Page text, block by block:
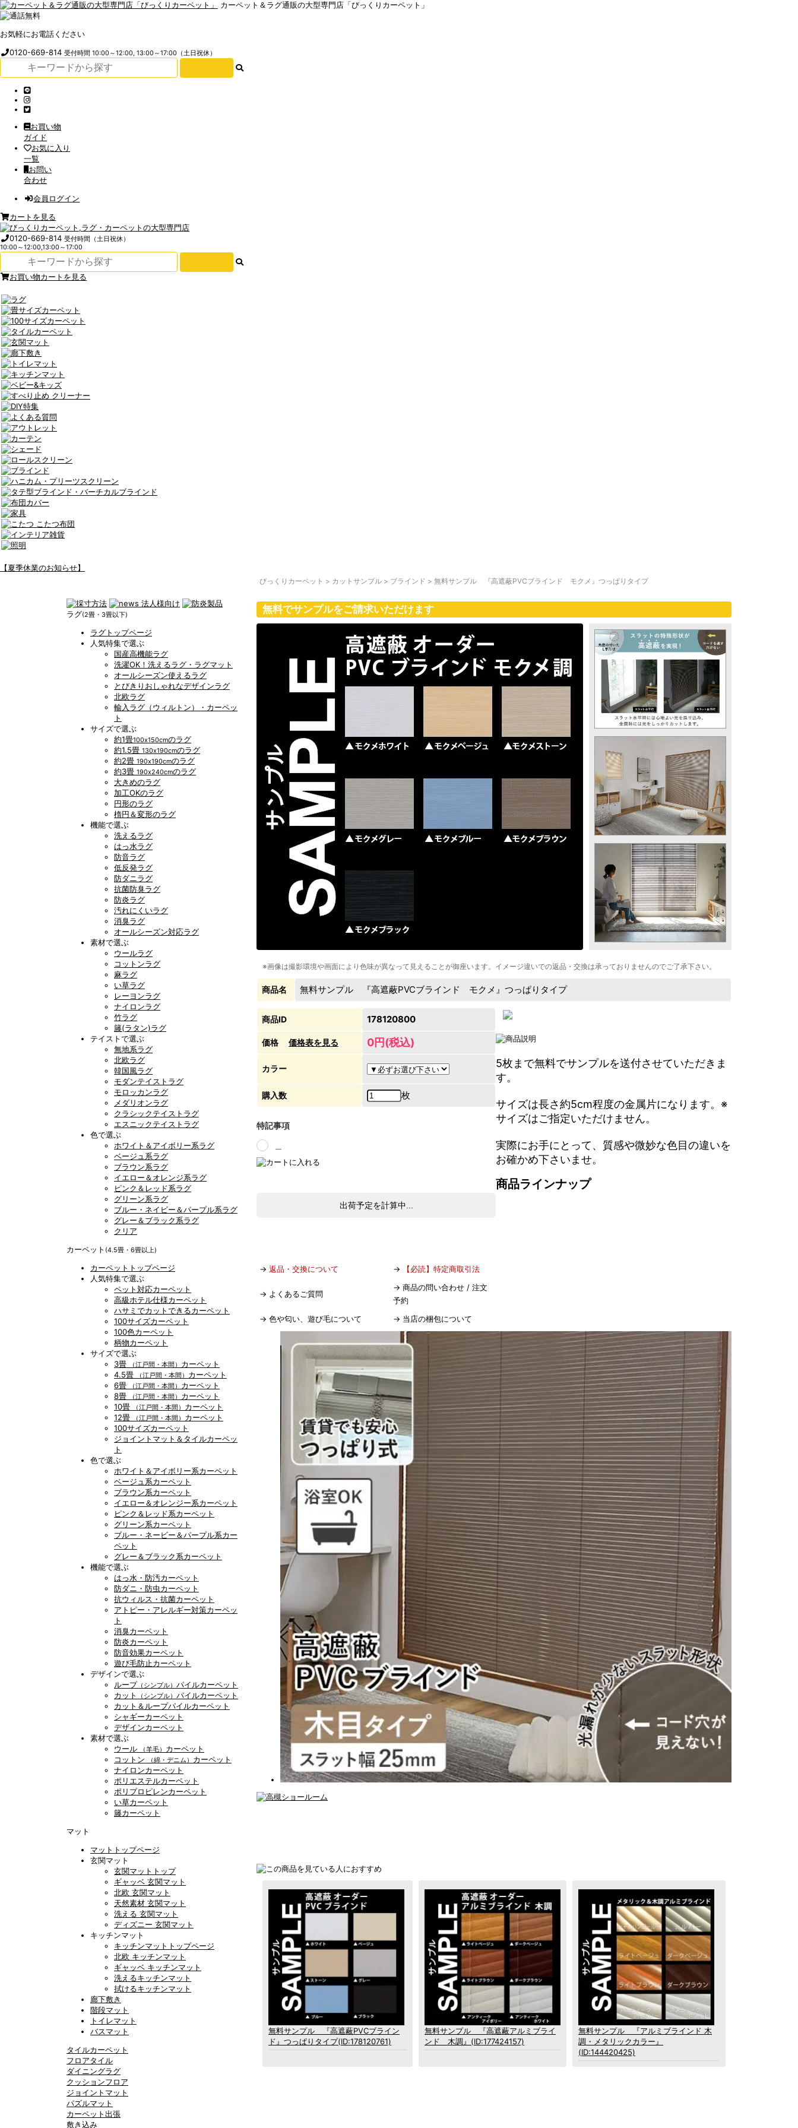
カーペット＆ラグ通販の大型専門店「びっくりカーペット」
お気軽にお電話ください
0120-669-814受付時間 10:00～12:00, 13:00～17:00（土日祝休）
お買い物
ガイド
お気に入り
一覧
お問い
合わせ
会員ログイン
カートを見る
0120-669-814受付時間（土日祝休）
10:00～12:00,13:00～17:00
お買い物カートを見る
【夏季休業のお知らせ】
ラグ(2畳・3畳以下)
ラグトップページ
人気特集で選ぶ
国産高機能ラグ
洗濯OK！洗えるラグ・ラグマット
オールシーズン使えるラグ
とびきりおしゃれなデザインラグ
北欧ラグ
輸入ラグ（ウィルトン）・カーペッ
ト
サイズで選ぶ
約1畳100x150cmのラグ
約1.5畳 130x190cmのラグ
約2畳 190x190cmのラグ
約3畳 190x240cmのラグ
大きめのラグ
加工OKのラグ
円形のラグ
楕円＆変形のラグ
機能で選ぶ
洗えるラグ
はっ水ラグ
防音ラグ
低反発ラグ
防ダニラグ
抗菌防臭ラグ
防炎ラグ
汚れにくいラグ
消臭ラグ
オールシーズン対応ラグ
素材で選ぶ
ウールラグ
コットンラグ
麻ラグ
い草ラグ
レーヨンラグ
ナイロンラグ
竹ラグ
籐(ラタン)ラグ
テイストで選ぶ
無地系ラグ
北欧ラグ
韓国風ラグ
モダンテイストラグ
モロッカンラグ
メダリオンラグ
クラシックテイストラグ
エスニックテイストラグ
色で選ぶ
ホワイト＆アイボリー系ラグ
ベージュ系ラグ
ブラウン系ラグ
イエロー＆オレンジ系ラグ
ピンク＆レッド系ラグ
グリーン系ラグ
ブルー・ネイビー＆パープル系ラグ
グレー＆ブラック系ラグ
クリア
カーペット (4.5畳・6畳以上)
カーペットトップページ
人気特集で選ぶ
ペット対応カーペット
高級ホテル仕様カーペット
ハサミでカットできるカーペット
100サイズカーペット
100色カーペット
柄物カーペット
サイズで選ぶ
3畳
（江戸間・本間） カーペット
4.5畳
（江戸間・本間） カーペット
6畳
（江戸間・本間） カーペット
8畳
（江戸間・本間） カーペット
10畳
（江戸間・本間） カーペット
12畳
（江戸間・本間） カーペット
100サイズカーペット
ジョイントマット＆タイルカーペッ
ト
色で選ぶ
ホワイト＆アイボリー系カーペット
ベージュ系カーペット
ブラウン系カーペット
イエロー＆オレンジー系カーペット
ピンク＆レッド系カーペット
グリーン系カーペット
ブルー・ネービー＆パープル系カー
ペット
グレー＆ブラック系カーペット
機能で選ぶ
はっ水・防汚カーペット
防ダニ・防虫カーペット
抗ウィルス・抗菌カーペット
アトピー・アレルギー対策カーペッ
ト
消臭カーペット
防炎カーペット
防音効果カーペット
遊び毛防止カーペット
デザインで選ぶ
ループ （シンプル） パイルカーペット
カット
（シンプル） パイルカーペット
カット＆ループパイルカーペット
シャギーカーペット
デザインカーペット
素材で選ぶ
ウール
（羊毛） カーペット
コットン
（綿・デニム） カーペット
ナイロンカーペット
ポリエステルカーペット
ポリプロピレンカーペット
い草カーペット
籐カーペット
マット
マットトップページ
玄関マット
玄関マットトップ
ギャッベ 玄関マット
北欧 玄関マット
天然素材 玄関マット
洗える 玄関マット
ディズニー 玄関マット
キッチンマット
キッチンマットトップページ
北欧 キッチンマット
ギャッベ キッチンマット
洗えるキッチンマット
拭けるキッチンマット
廊下敷き
階段マット
トイレマット
バスマット
タイルカーペット
フロアタイル
ダイニングラグ
クッションフロア
ジョイントマット
パズルマット
カーペット出張
敷き込み
びっくりカーペット > カットサンプル > ブラインド > 無料サンプル 『高遮蔽PVCブラインド モクメ』つっぱりタイプ
無料でサンプルをご請求いただけます
※画像は撮影環境や画面により色味が異なって見えることが御座います。イメージ違いでの返品・交換は承っておりませんのでご了承下さい。
商品名 無料サンプル 『高遮蔽PVCブラインド モクメ』つっぱりタイプ
商品ID 178120800
価格 価格表を見る 0円(税込)
カラー
購入数 枚
特記事項
出荷予定を計算中...
→ 返品・交換について → 【必読】特定商取引法
→ よくあるご質問
→ 商品の問い合わせ / 注文
予約
→ 色や匂い、遊び毛について → 当店の梱包について
5枚まで無料でサンプルを送付させていただきま
す。
サイズは長さ約5cm程度の金属片になります。※
サイズはご指定いただけません。
実際にお手にとって、質感や微妙な色目の違いを
お確かめ下さいませ。
商品ラインナップ
無料サンプル 『高遮蔽PVCブライン
ド』つっぱりタイプ(ID:178120761)
無料サンプル 『高遮蔽アルミブライ
ンド 木調』(ID:177424157)
無料サンプル 『アルミブラインド 木
調・メタリックカラー』
(ID:144420425)